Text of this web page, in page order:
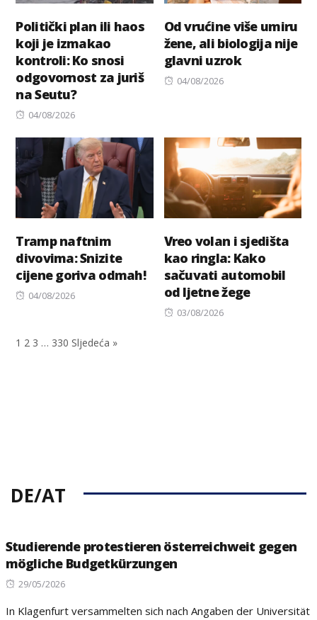
Politički plan ili haos
koji je izmakao
kontroli: Ko snosi
odgovornost za juriš
na Seutu?
Posted
04/08/2026
Od vrućine više umiru
žene, ali biologija nije
glavni uzrok
Posted
04/08/2026
Tramp naftnim
divovima: Snizite
cijene goriva odmah!
Posted
04/08/2026
Vreo volan i sjedišta
kao ringla: Kako
sačuvati automobil
od ljetne žege
Posted
03/08/2026
1 2 3 … 330 Sljedeća »
DE/AT
Studierende protestieren österreichweit gegen
mögliche Budgetkürzungen
Posted
29/05/2026
In Klagenfurt versammelten sich nach Angaben der Universität